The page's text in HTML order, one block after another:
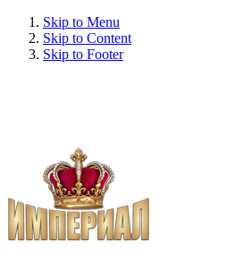
Skip to Menu
Skip to Content
Skip to Footer